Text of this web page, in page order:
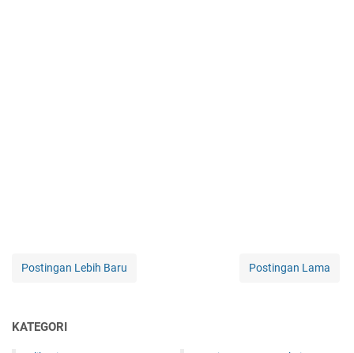
Postingan Lebih Baru Postingan Lama
KATEGORI